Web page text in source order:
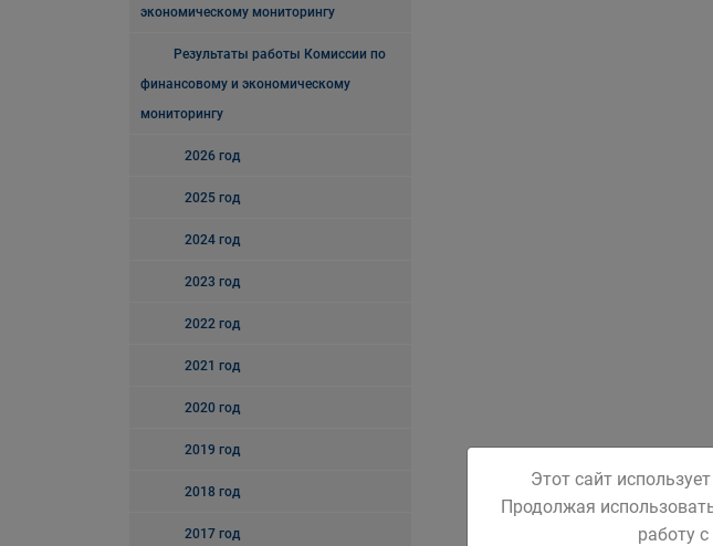
экономическому мониторингу
Результаты работы Комиссии по
финансовому и экономическому
мониторингу
2026 год
2025 год
2024 год
2023 год
2022 год
2021 год
2020 год
2019 год
2018 год
2017 год
Этот сайт
Продолжая
работу